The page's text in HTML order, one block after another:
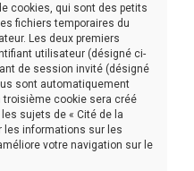
cookies, qui sont des petits
fichiers temporaires du
Les deux premiers
utilisateur (désigné ci-
de session invité (désigné
sont automatiquement
troisième cookie sera créé
sujets de « Cité de la
les informations sur les
votre navigation sur le